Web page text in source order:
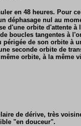
en 48 heures. Pour
déphasage nul au
d'une orbite d'attente à
boucles tangentes à
périgée de son orbite à
seconde orbite de
orbite, à la même
de dérive, très
"en douceur".